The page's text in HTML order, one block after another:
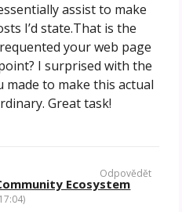
assist to make
I’d state.That is the
your web page
I surprised with the
made to make this actual
Great task!
Ecosystem
Odpovědět